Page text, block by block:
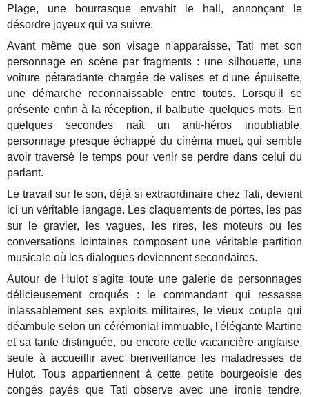
Plage, une bourrasque envahit le hall, annonçant le
désordre joyeux qui va suivre.
Avant même que son visage n'apparaisse, Tati met son
personnage en scène par fragments : une silhouette, une
voiture pétaradante chargée de valises et d'une épuisette,
une démarche reconnaissable entre toutes. Lorsqu'il se
présente enfin à la réception, il balbutie quelques mots. En
quelques secondes naît un anti-héros inoubliable,
personnage presque échappé du cinéma muet, qui semble
avoir traversé le temps pour venir se perdre dans celui du
parlant.
Le travail sur le son, déjà si extraordinaire chez Tati, devient
ici un véritable langage. Les claquements de portes, les pas
sur le gravier, les vagues, les rires, les moteurs ou les
conversations lointaines composent une véritable partition
musicale où les dialogues deviennent secondaires.
Autour de Hulot s'agite toute une galerie de personnages
délicieusement croqués : le commandant qui ressasse
inlassablement ses exploits militaires, le vieux couple qui
déambule selon un cérémonial immuable, l'élégante Martine
et sa tante distinguée, ou encore cette vacancière anglaise,
seule à accueillir avec bienveillance les maladresses de
Hulot. Tous appartiennent à cette petite bourgeoisie des
congés payés que Tati observe avec une ironie tendre,